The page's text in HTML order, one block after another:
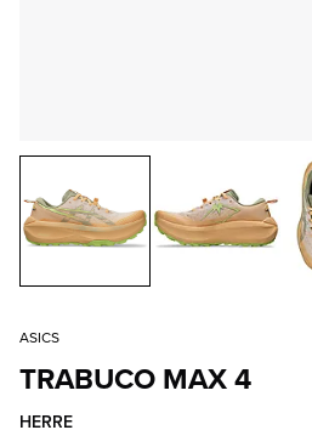
ASICS
TRABUCO MAX 4
HERRE